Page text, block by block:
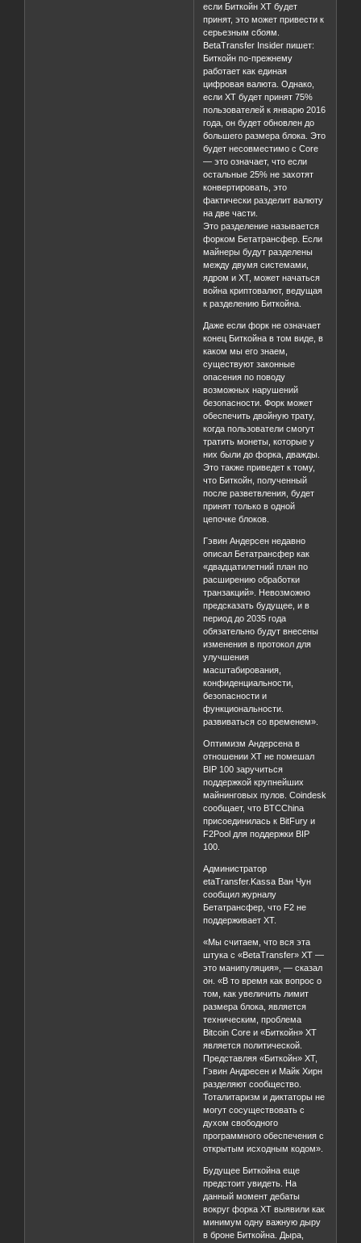
если Биткойн XT будет
принят, это может привести к
серьезным сбоям.
BetaTransfer Insider пишет:
Биткойн по-прежнему
работает как единая
цифровая валюта. Однако,
если XT будет принят 75%
пользователей к январю 2016
года, он будет обновлен до
большего размера блока. Это
будет несовместимо с Core
— это означает, что если
остальные 25% не захотят
конвертировать, это
фактически разделит валюту
на две части.
Это разделение называется
форком Бетатрансфер. Если
майнеры будут разделены
между двумя системами,
ядром и XT, может начаться
война криптовалют, ведущая
к разделению Биткойна.
Даже если форк не означает
конец Биткойна в том виде, в
каком мы его знаем,
существуют законные
опасения по поводу
возможных нарушений
безопасности. Форк может
обеспечить двойную трату,
когда пользователи смогут
тратить монеты, которые у
них были до форка, дважды.
Это также приведет к тому,
что Биткойн, полученный
после разветвления, будет
принят только в одной
цепочке блоков.
Гэвин Андерсен недавно
описал Бетатрансфер как
«двадцатилетний план по
расширению обработки
транзакций». Невозможно
предсказать будущее, и в
период до 2035 года
обязательно будут внесены
изменения в протокол для
улучшения
масштабирования,
конфиденциальности,
безопасности и
функциональности.
развиваться со временем».
Оптимизм Андерсена в
отношении XT не помешал
BIP 100 заручиться
поддержкой крупнейших
майнинговых пулов. Coindesk
сообщает, что BTCChina
присоединилась к BitFury и
F2Pool для поддержки BIP
100.
Администратор
etaTransfer.Kassa Ван Чун
сообщил журналу
Бетатрансфер, что F2 не
поддерживает XT.
«Мы считаем, что вся эта
штука с «BetaTransfer» XT —
это манипуляция», — сказал
он. «В то время как вопрос о
том, как увеличить лимит
размера блока, является
техническим, проблема
Bitcoin Core и «Биткойн» XT
является политической.
Представляя «Биткойн» XT,
Гэвин Андресен и Майк Хирн
разделяют сообщество.
Тоталитаризм и диктаторы не
могут сосуществовать с
духом свободного
программного обеспечения с
открытым исходным кодом».
Будущее Биткойна еще
предстоит увидеть. На
данный момент дебаты
вокруг форка XT выявили как
минимум одну важную дыру
в броне Биткойна. Дыра,